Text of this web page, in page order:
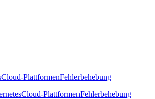
Cloud-PlattformenFehlerbehebung
Cloud-PlattformenFehlerbehebung